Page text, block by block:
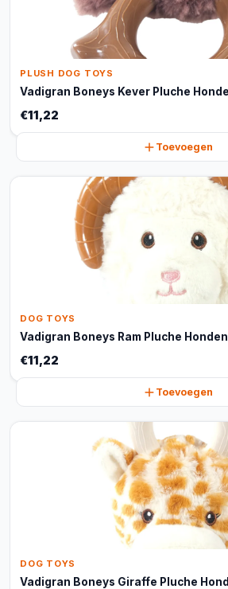
PLUSH DOG TOYS
Vadigran Boneys Kever Pluche
€11,22
Toevoegen
DOG TOYS
Vadigran Boneys Ram Pluche
€11,22
Toevoegen
DOG TOYS
Vadigran Boneys Giraffe Pluche